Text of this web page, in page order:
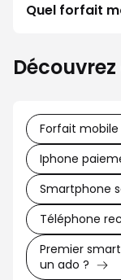
Quel forfait
Forfait
Iphone
Smartphone
Téléphone
Premier
un ado ?